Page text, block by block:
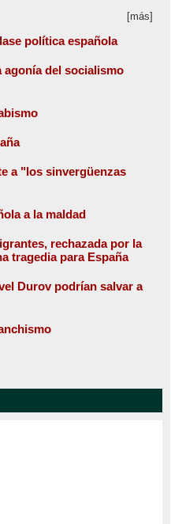
[más]
política española
agonía del socialismo
a "los sinvergüenzas
a la maldad
rechazada por la
tragedia para España
Durov podrían salvar a